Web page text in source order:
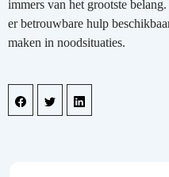
immers van het grootste
er betrouwbare hulp
maken in noodsituaties.